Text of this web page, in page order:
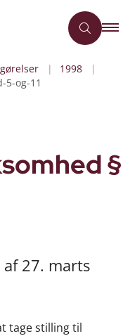
1998
5-og-11
§
27. marts
tage stilling til